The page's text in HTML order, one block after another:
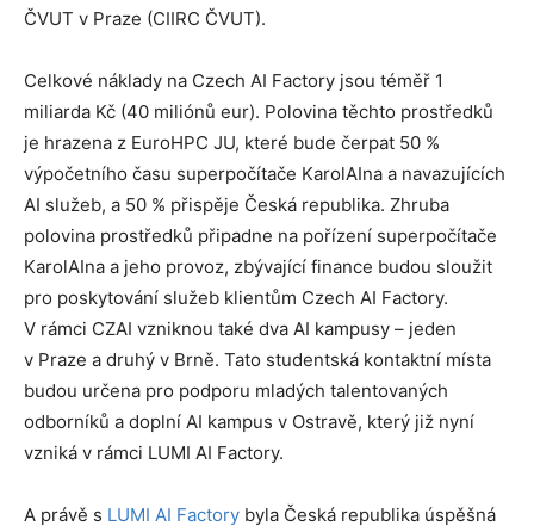
ČVUT v Praze (CIIRC ČVUT).
Celkové náklady na Czech AI Factory jsou téměř 1
miliarda Kč (40 miliónů eur). Polovina těchto prostředků
je hrazena z EuroHPC JU, které bude čerpat 50 %
výpočetního času superpočítače KarolAIna a navazujících
AI služeb, a 50 % přispěje Česká republika. Zhruba
polovina prostředků připadne na pořízení superpočítače
KarolAIna a jeho provoz, zbývající finance budou sloužit
pro poskytování služeb klientům Czech AI Factory.
V rámci CZAI vzniknou také dva AI kampusy – jeden
v Praze a druhý v Brně. Tato studentská kontaktní místa
budou určena pro podporu mladých talentovaných
odborníků a doplní AI kampus v Ostravě, který již nyní
vzniká v rámci LUMI AI Factory.
A právě s LUMI AI Factory byla Česká republika úspěšná